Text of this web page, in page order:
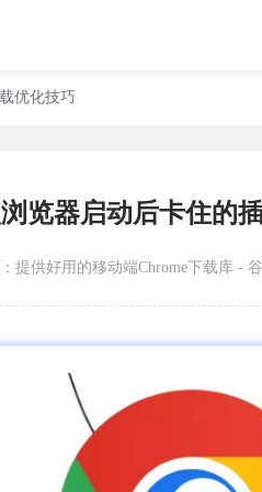
优化技巧
览器启动后卡住的
提供好用的移动端Chrome下载库 -